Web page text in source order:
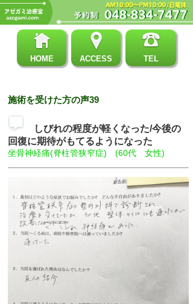
HOME ACCESS TEL
施術を受けた方の声39
しびれの程度が軽くなった/今後の
回復に期待がもてるようになった
坐骨神経痛(脊柱管狭窄症) (60代 女性)